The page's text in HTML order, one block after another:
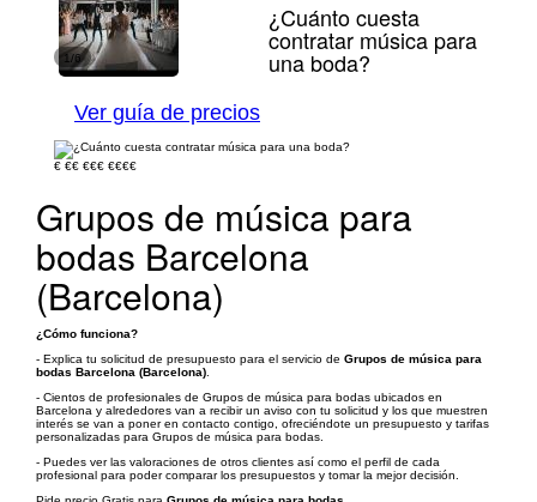
1/6
¿Cuánto cuesta
contratar música para
una boda?
Ver guía de precios
€ €€ €€€ €€€€
Grupos de música para
bodas Barcelona
(Barcelona)
¿Cómo funciona?
- Explica tu solicitud de presupuesto para el servicio de Grupos de música para
bodas Barcelona (Barcelona)
- Cientos de profesionales de Grupos de música para bodas ubicados en
Barcelona y alrededores van a recibir un aviso con tu solicitud y los que muestren
interés se van a poner en contacto contigo, ofreciéndote un presupuesto y tarifas
personalizadas para Grupos de música para bodas.
- Puedes ver las valoraciones de otros clientes así como el perfil de cada
profesional para poder comparar los presupuestos y tomar la mejor decisión.